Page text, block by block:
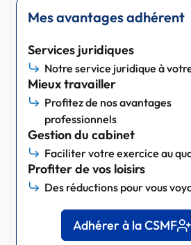
Mes avantages adhérent
Services juridiques
Notre service juridique à
Mieux travailler
Profitez de nos avantages
professionnels
Gestion du cabinet
Faciliter votre exercice au
Profiter de vos loisirs
Des réductions pour vous
Adhérer à la CSMF